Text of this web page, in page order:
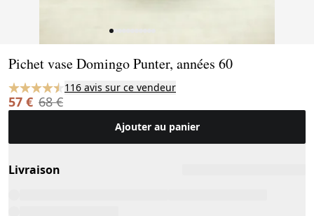
Pichet vase Domingo Punter, années 60
116 avis sur ce vendeur
57 € 68 €
Ajouter au panier
Livraison